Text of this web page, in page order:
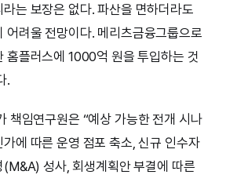
는 보장은 없다. 파산을 면하더라도
어려울 전망이다. 메리츠금융그룹으로
홈플러스에 1000억 원을 투입하는 것
.
책임연구원은 “예상 가능한 전개 시나
에 따른 운영 점포 축소, 신규 인수자
성사, 회생계획안 부결에 따른